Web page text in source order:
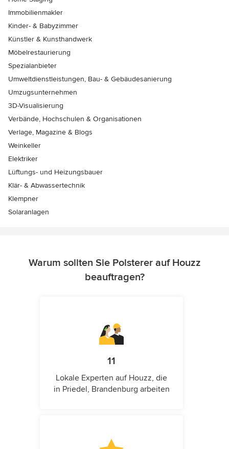
Immobilienmakler
Kinder- & Babyzimmer
Künstler & Kunsthandwerk
Möbelrestaurierung
Spezialanbieter
Umweltdienstleistungen, Bau- & Gebäudesanierung
Umzugsunternehmen
3D-Visualisierung
Verbände, Hochschulen & Organisationen
Verlage, Magazine & Blogs
Weinkeller
Elektriker
Lüftungs- und Heizungsbauer
Klär- & Abwassertechnik
Klempner
Solaranlagen
Warum sollten Sie Polsterer auf Houzz
beauftragen?
11
Lokale Experten auf Houzz, die
in Priedel, Brandenburg arbeiten